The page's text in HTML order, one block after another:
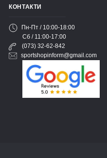
КОНТАКТИ
Пн-Пт / 10:00-18:00
Сб / 11:00-17:00
(073) 32-62-842
sportshopinform@gmail.com